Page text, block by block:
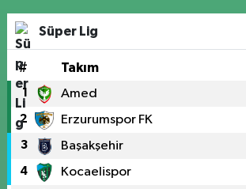
Süper Lig
# Takım
1 Amed
2 Erzurumspor FK
3 Başakşehir
4 Kocaelispor